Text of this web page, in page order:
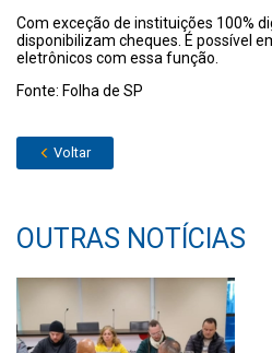
Com exceção de instituições 100%
disponibilizam cheques. É possível
eletrônicos com essa função.
Fonte: Folha de SP
Voltar
OUTRAS NOTÍCIAS